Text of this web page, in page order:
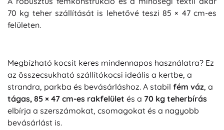
70 kg teher szállítását is lehetővé teszi 85 × 47 cm-es
felületen.
Megbízható kocsit keres mindennapos használatra? Ez
az összecsukható szállítókocsi ideális a kertbe, a
strandra, parkba és bevásárláshoz. A stabil fém váz, a
tágas, 85 × 47 cm-es rakfelület és a 70 kg teherbírás
elbírja a szerszámokat, csomagokat és a nagyobb
bevásárlást is.